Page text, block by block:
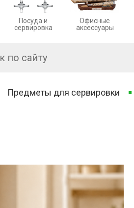
Посуда и
сервировка
Офисные
аксессуары
Предметы для сервировки